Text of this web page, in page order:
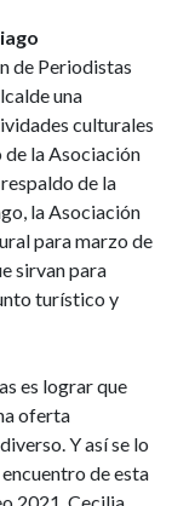
de Periodistas
una
culturales
de la Asociación
de la
la Asociación
para marzo de
sirvan para
turístico y
es lograr que
oferta
Y así se lo
de esta